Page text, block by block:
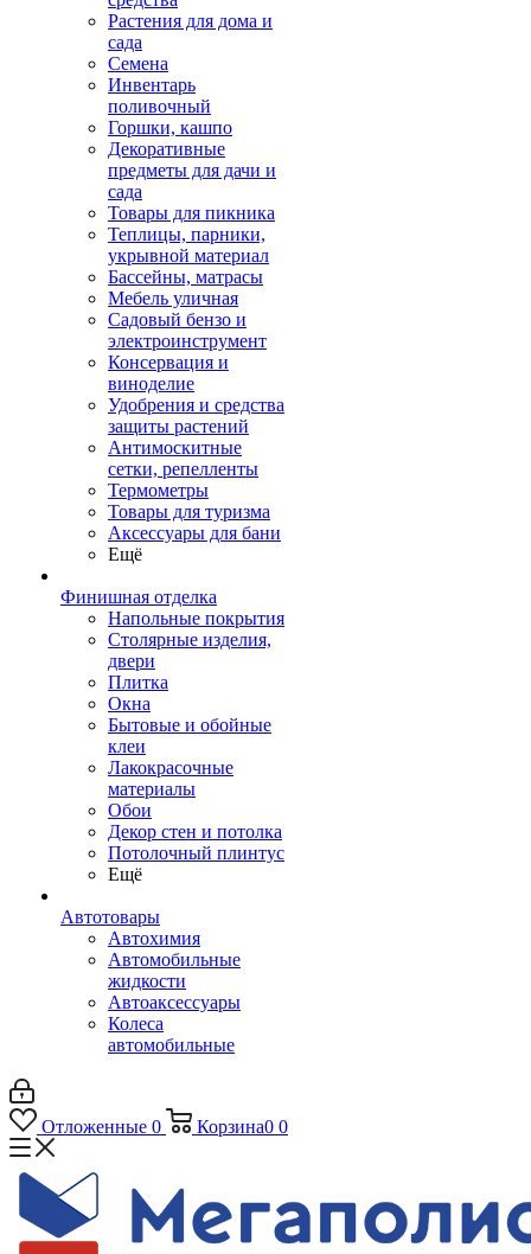
Растения для дома и
сада
Семена
Инвентарь
поливочный
Горшки, кашпо
Декоративные
предметы для дачи и
сада
Товары для пикника
Теплицы, парники,
укрывной материал
Бассейны, матрасы
Мебель уличная
Садовый бензо и
электроинструмент
Консервация и
виноделие
Удобрения и средства
защиты растений
Антимоскитные
сетки, репелленты
Термометры
Товары для туризма
Аксессуары для бани
Ещё
Финишная отделка
Напольные покрытия
Столярные изделия,
двери
Плитка
Окна
Бытовые и обойные
клеи
Лакокрасочные
материалы
Обои
Декор стен и потолка
Потолочный плинтус
Ещё
Автотовары
Автохимия
Автомобильные
жидкости
Автоаксессуары
Колеса
автомобильные
Отложенные 0 Корзина0 0